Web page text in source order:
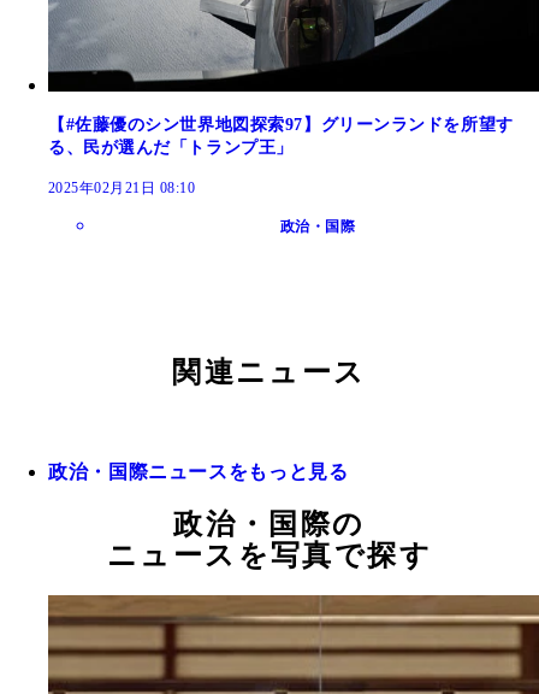
【#佐藤優のシン世界地図探索97】グリーンランドを所望す
る、民が選んだ「トランプ王」
2025年02月21日 08:10
政治・国際
関連ニュース
政治・国際ニュースをもっと見る
政治・国際の
ニュースを写真で探す